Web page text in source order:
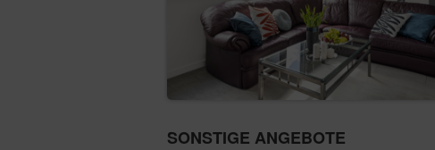
SONSTIGE ANGEBOTE